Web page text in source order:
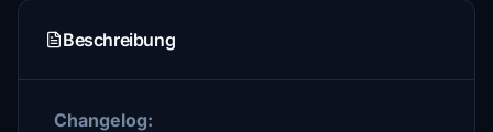
Beschreibung
Changelog: